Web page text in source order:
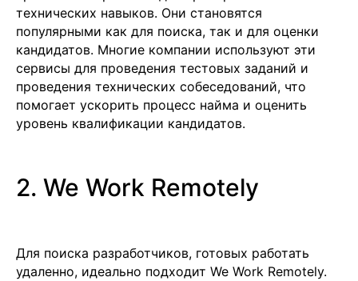
технических навыков. Они становятся
популярными как для поиска, так и для оценки
кандидатов. Многие компании используют эти
сервисы для проведения тестовых заданий и
проведения технических собеседований, что
помогает ускорить процесс найма и оценить
уровень квалификации кандидатов.
2. We Work Remotely
Для поиска разработчиков, готовых работать
удаленно, идеально подходит We Work Remotely.